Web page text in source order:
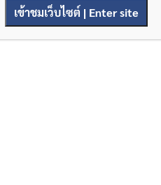
เข้าชมเว็บไซต์ | Enter site